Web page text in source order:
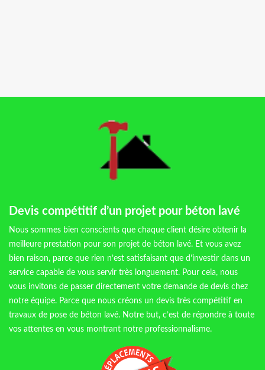
Devis compétitif d’un projet pour béton lavé
Nous sommes bien conscients que chaque client désire obtenir la
meilleure prestation pour son projet de béton lavé. Et vous avez
bien raison, parce que rien n’est satisfaisant que d’investir dans un
service capable de vous servir très longuement. Pour cela, nous
vous invitons de passer directement votre demande de devis chez
notre équipe. Parce que nous créons un devis très compétitif en
travaux de pose de béton lavé. Notre but, c’est de répondre à toute
vos attentes en vous montrant notre professionnalisme.